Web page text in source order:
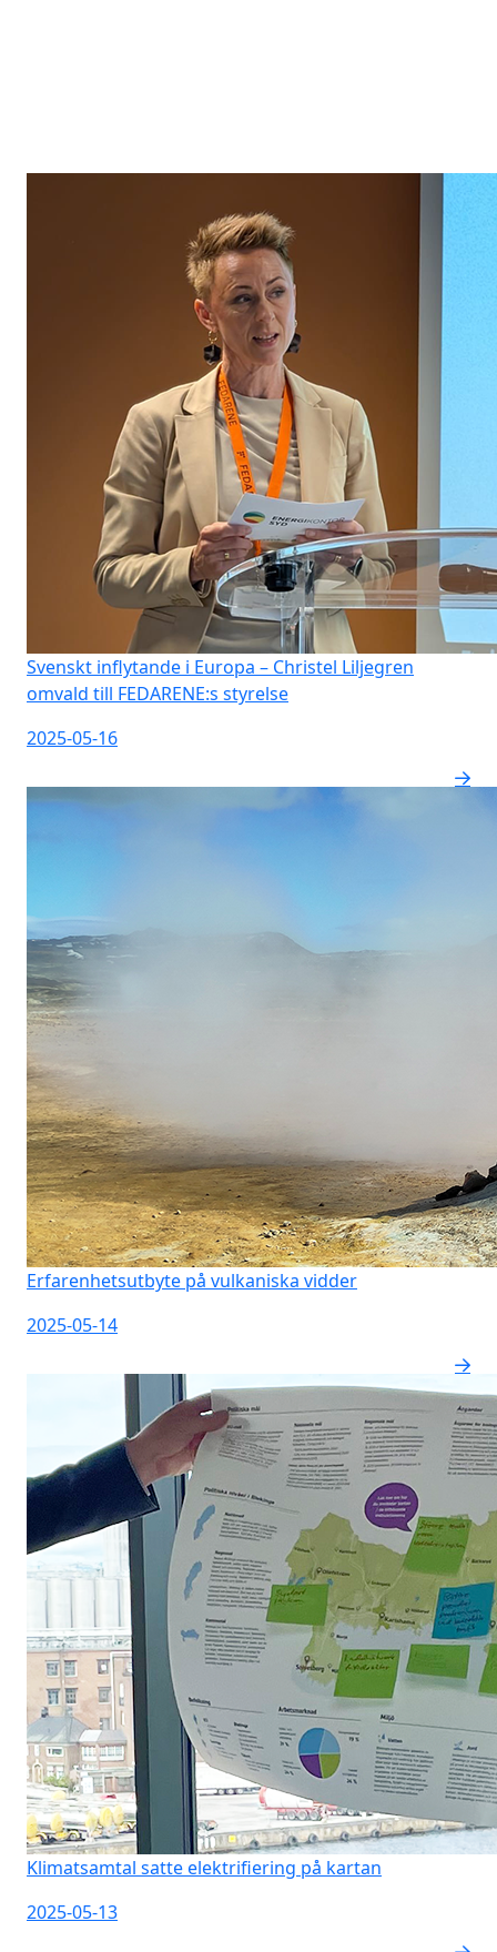
Svenskt inflytande i Europa – Christel Liljegren
omvald till FEDARENE:s styrelse
2025-05-16
Erfarenhetsutbyte på vulkaniska vidder
2025-05-14
Klimatsamtal satte elektrifiering på kartan
2025-05-13